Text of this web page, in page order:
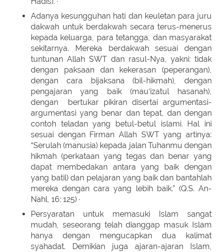
Adanya kesungguhan hati dan keuletan para juru
dakwah untuk berdakwah secara terus-menerus
kepada keluarga, para tetangga, dan masyarakat
sekitarnya. Mereka berdakwah sesuai dengan
tuntunan Allah SWT dan rasul-Nya, yakni: tidak
dengan paksaan dan kekerasan (peperangan),
dengan cara bijaksana (bil-hikmah), dengan
pengajaran yang baik (mau‘izatul hasanah),
dengan bertukar pikiran disertai argumentasi-
argumentasi yang benar dan tepat, dan dengan
contoh teladan yang betul-betul islami. Hal ini
sesuai dengan Firman Allah SWT yang artinya:
“Serulah (manusia) kepada jalan Tuhanmu dengan
hikmah (perkataan yang tegas dan benar yang
dapat membedakan antara yang baik dengan
yang batil) dan pelajaran yang baik dan bantahlah
mereka dengan cara yang lebih baik.” (Q.S. An-
Nahl, 16: 125) ·
Persyaratan untuk memasuki Islam sangat
mudah, seseorang telah dianggap masuk Islam
hanya dengan mengucapkan dua kalimat
syahadat. Demikian juga ajaran-ajaran Islam,